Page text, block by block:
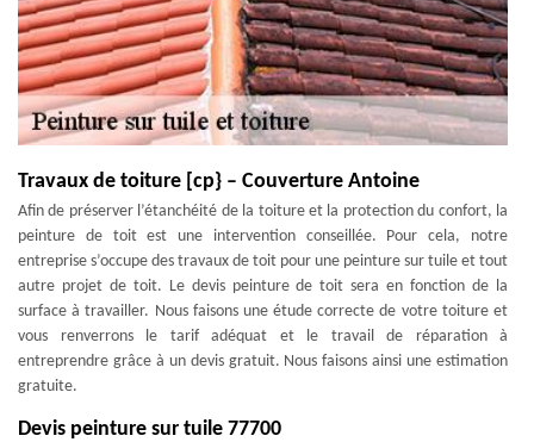
Travaux de toiture [cp} – Couverture Antoine
Afin de préserver l’étanchéité de la toiture et la protection du confort, la
peinture de toit est une intervention conseillée. Pour cela, notre
entreprise s’occupe des travaux de toit pour une peinture sur tuile et tout
autre projet de toit. Le devis peinture de toit sera en fonction de la
surface à travailler. Nous faisons une étude correcte de votre toiture et
vous renverrons le tarif adéquat et le travail de réparation à
entreprendre grâce à un devis gratuit. Nous faisons ainsi une estimation
gratuite.
Devis peinture sur tuile 77700